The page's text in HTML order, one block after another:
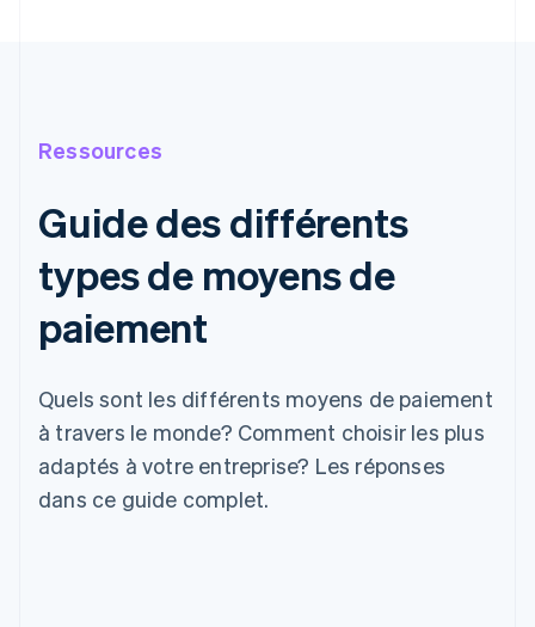
Ressources
Guide des différents
types de moyens de
paiement
Quels sont les différents moyens de paiement
à travers le monde? Comment choisir les plus
adaptés à votre entreprise? Les réponses
dans ce guide complet.